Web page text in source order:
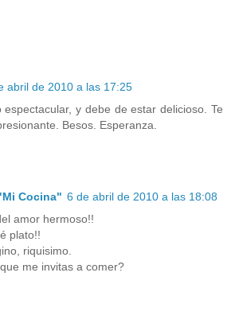
abril de 2010 a las 17:25
espectacular, y debe de estar delicioso. Te
Besos. Esperanza.
Cocina" 6 de abril de 2010 a las 18:08
amor hermoso!!
plato!!
riquisimo.
me invitas a comer?